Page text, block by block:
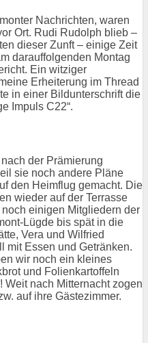
Nachrichten, waren
Ort. Rudi Rudolph blieb –
dieser Zunft – einige Zeit
darauffolgenden Montag
Ein witziger
Erheiterung im Thread
in einer Bildunterschrift die
Impuls C22“.
der Prämierung
sie noch andere Pläne
den Heimflug gemacht. Die
wieder auf der Terrasse
einigen Mitgliedern der
Lügde bis spät in die
Vera und Wilfried
mit Essen und Getränken.
wir noch ein kleines
und Folienkartoffeln
nach Mitternacht zogen
auf ihre Gästezimmer.